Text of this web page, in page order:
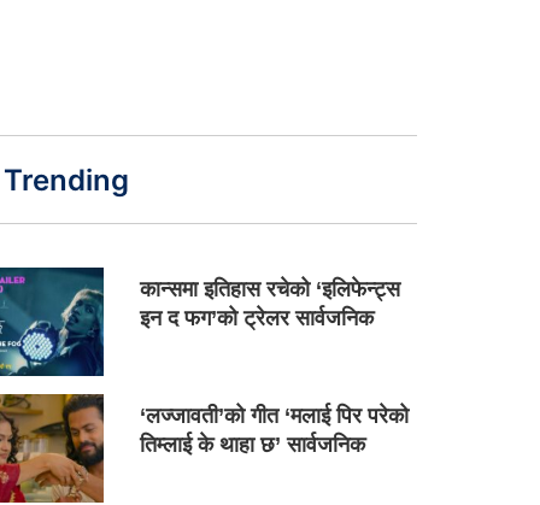
Trending
कान्समा इतिहास रचेको ‘इलिफेन्ट्स
इन द फग’को ट्रेलर सार्वजनिक
‘लज्जावती’को गीत ‘मलाई पिर परेको
तिम्लाई के थाहा छ’ सार्वजनिक